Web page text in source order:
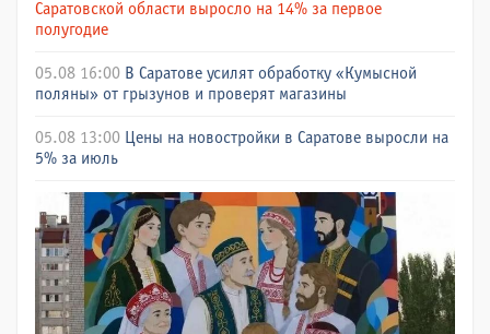
Саратовской области выросло на 14% за первое
полугодие
05.08 16:00 В Саратове усилят обработку «Кумысной
поляны» от грызунов и проверят магазины
05.08 13:00 Цены на новостройки в Саратове выросли на
5% за июль